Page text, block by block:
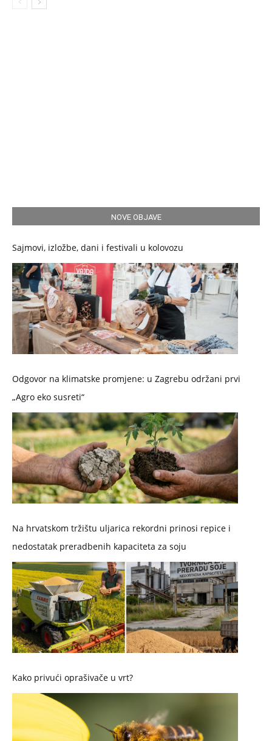
NOVE OBJAVE
Sajmovi, izložbe, dani i festivali u kolovozu
Odgovor na klimatske promjene: u Zagrebu održani prvi
„Agro eko susreti“
Na hrvatskom tržištu uljarica rekordni prinosi repice i
nedostatak preradbenih kapaciteta za soju
Kako privući oprašivače u vrt?